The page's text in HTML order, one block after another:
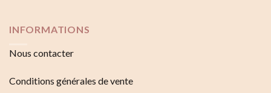
INFORMATIONS
Nous contacter
Conditions générales de vente